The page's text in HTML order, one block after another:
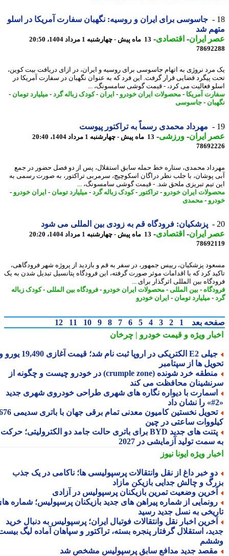
جاسوسی برای ایران و روسیه: نگهبان سفارت آمریکا در اسلو
شد
ایران- اقتصادی-13 ماه پیش - چهارشنبه 1 مرداد 1404، 20:50
نروژی به اتهام جاسوسی برای روسیه و ایران، در ازای دریافت بیت کوین،
پیگرد قضایی قرار گرفت. این فرد که به عنوان نگهبان در سفارت آمریکا در
فعالیت می کرد، - قیمت گوشی سامسونگ، ...
آمریکا- محصولات ایران خودرو-ایران - کودک زباله گرد-میلیارد تومان-
-جاسوسی
مهرداد محمدی رسماً به تراکتور پیوست
ایران- ورزشی-13 ماه پیش - چهارشنبه 1 مرداد 1404، 20:40
محمدی، ستاره خط حمله سابق استقلال، پس از دو فصل حضور در جمع
پوشان، با جلب نظر دراگان اسکوچیچ، سرمربی تراکتور، به صورت رسمی به
تیم تبریزی ملحق شد. - قیمت گوشی سامسونگ، ...
ایران خودرو-تراکتور -کودک زباله گرد-میلیارد تومان-ایران خودرو-
-محمدی
پزشکیان: فرودگاه قم به زودی بین المللی می شود
ایران- اقتصادی-13 ماه پیش - چهارشنبه 1 مرداد 1404، 20:20
پزشکیان، رییس جمهور، در سفر به قم و بازدید از پروژه شهر فرودگاهی،
کرد که با اقدامات موثر صورت گرفته، این فرودگاه پتانسیل تبدیل شدن به یک
بین المللی اثرگذار برای ...
-بین المللی-محصولات ایران خودرو-فرودگاه بین المللی-کودک زباله
-میلیارد تومان-ایران خودرو
بعد 1
2
3
4
5
6
7
8
9
10
11
12
ویژهو قیمت خودرو | چرخان
جیلی E2 الکتریکی در اروپا ثبت نام شد؛ قیمت آغازی 19,490 یورو و
ها از سپتامبر
منطقه خرد شونده (crumple zone) در خودرو چیست و چگونه از
محافظت می کند
با دیواره نگاره های شهری طراحی خودروی شهری جدید
تحویل نخستین کامیون معدنی تمام برقی جهان با باتری سدیمی 676
ساعتی در چین
پتنت های جدید BYD برای باتری حالت جامد دو الکترولیتی؛ حرکت
سمت تولید آزمایشی در 2027
ویژهایونا نیوز
خبر داغ از نقل وانتقالات پرسپولیسی ها؛ ناکامی در یک جذب
و چالش جدایی بازیکن مازاد
وضعیت تمرین بازیکنان پرسپولیس در آزادی
از شماره پیراهن های جدید بازیکنان پرسپولیس؛ شماره های
به نسل جدید رسید
اخبار نقل وانتقالات فوتبال ایران؛ پرسپولیس به دنبال خرید
استقلال گرفتار پنجره بسته، تراکتور و سپاهان آماده لیگ بیست
جدید مدافع سابق پرسپولیس مشخص شد